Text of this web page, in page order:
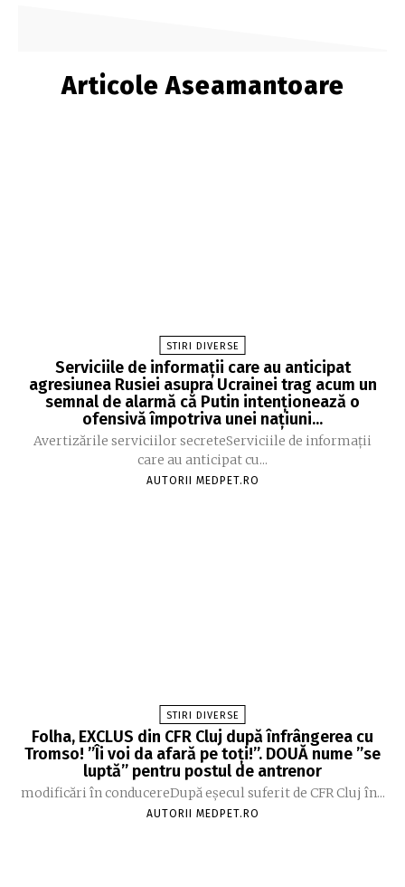
Articole Aseamantoare
STIRI DIVERSE
Serviciile de informații care au anticipat
agresiunea Rusiei asupra Ucrainei trag acum un
semnal de alarmă că Putin intenționează o
ofensivă împotriva unei națiuni...
Avertizările serviciilor secreteServiciile de informații
care au anticipat cu...
AUTORII MEDPET.RO
STIRI DIVERSE
Folha, EXCLUS din CFR Cluj după înfrângerea cu
Tromso! ”Îi voi da afară pe toți!”. DOUĂ nume ”se
luptă” pentru postul de antrenor
modificări în conducereDupă eșecul suferit de CFR Cluj în...
AUTORII MEDPET.RO